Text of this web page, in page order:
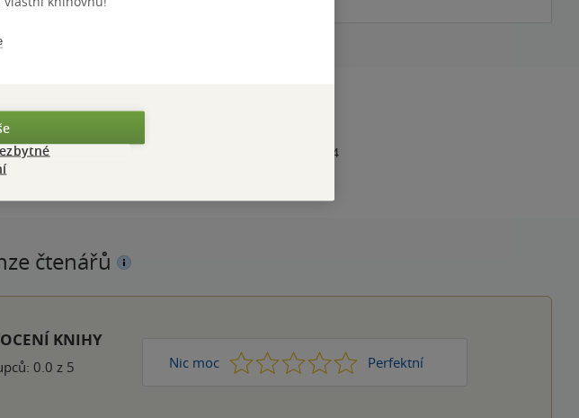
POČET STRAN
978-80-277-0253-4
čtenářů
KNIHY
0.0 z 5 Nic moc 1 2 3 4 Perfektní
5